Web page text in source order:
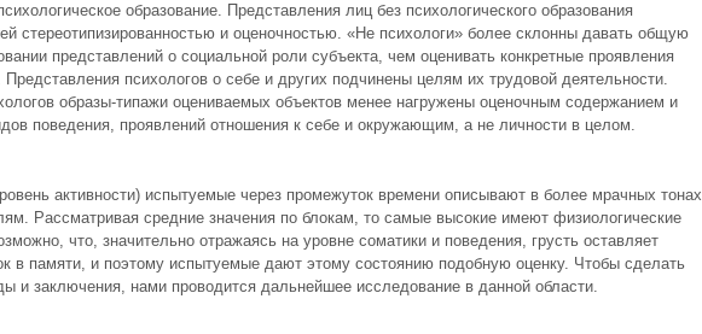
образование. Представления лиц без психологического образования
стереотипизированностью и оценочностью. «Не психологи» более склонны давать общую
представлений о социальной роли субъекта, чем оценивать конкретные проявления
психологов о себе и других подчинены целям их трудовой деятельности.
образы-типажи оцениваемых объектов менее нагружены оценочным содержанием и
поведения, проявлений отношения к себе и окружающим, а не личности в целом.
активности) испытуемые через промежуток времени описывают в более мрачных тонах
Рассматривая средние значения по блокам, то самые высокие имеют физиологические
что, значительно отражаясь на уровне соматики и поведения, грусть оставляет
в памяти, и поэтому испытуемые дают этому состоянию подобную оценку. Чтобы сделать
и заключения, нами проводится дальнейшее исследование в данной области.